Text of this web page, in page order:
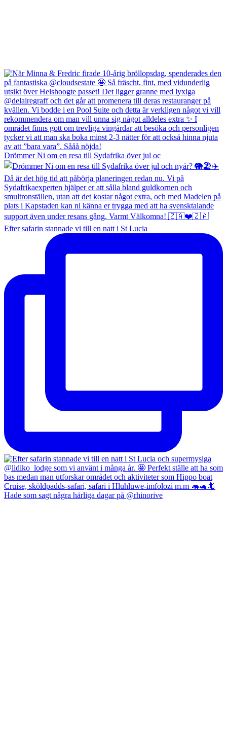
Drömmer Ni om en resa till Sydafrika över jul oc
Efter safarin stannade vi till en natt i St Lucia
Hade som sagt några härliga dagar på @rhinorive